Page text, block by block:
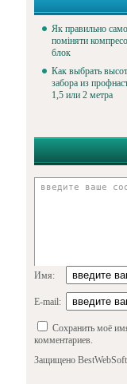
Як правильно
поміняти
блок
Как выбрать
забора из
1,5 или 2 метра
Имя:
E-mail:
Сохранить моё
комментариев.
Защищено